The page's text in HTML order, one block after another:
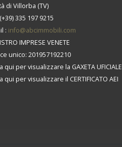
di Villorba (TV)
335 197 9215
: info@abcimmobili.com
IMPRESE VENETE
unico: 201957192210
qui per visualizzare la GAXETA UFICIALE
qui per visualizzare il CERTIFICATO AEI